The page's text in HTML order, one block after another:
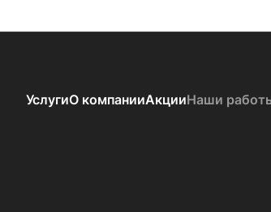
УслугиО компанииАкцииНаши